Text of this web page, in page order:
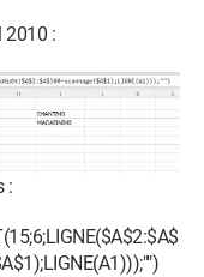
2010 :
: